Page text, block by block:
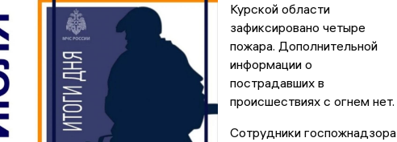
Курской области
зафиксировано четыре
пожара. Дополнительной
информации о
пострадавших в
происшествиях с огнем нет.
Сотрудники госпожнадзора